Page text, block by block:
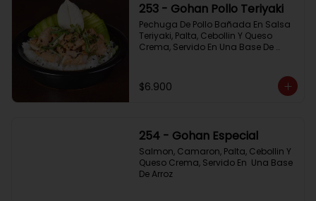
253 - Gohan Pollo Teriyaki
Pechuga De Pollo Bañada En Salsa
Teriyaki, Palta, Cebollin Y Queso
Crema, Servido En Una Base De
$6.900
254 - Gohan Especial
Salmon, Camaron, Palta, Cebollin Y
Queso Crema, Servido En  Una Base
De Arroz